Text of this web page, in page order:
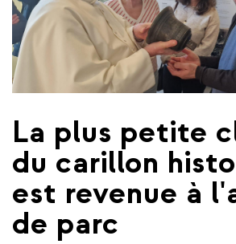
La plus petite
du carillon
est revenue à
de parc